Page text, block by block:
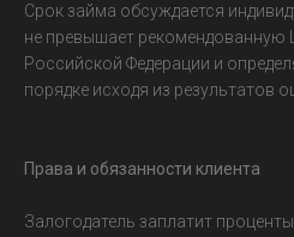
Срок займа обсуждается
не превышает
Российской Федерации и
порядке исходя из результатов
Права и обязанности клиента
Залогодатель заплатит